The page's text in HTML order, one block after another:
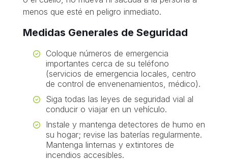
menos que esté en peligro inmediato.
Medidas Generales de Seguridad
Coloque números de emergencia
importantes cerca de su teléfono
(servicios de emergencia locales, centro
de control de envenenamientos, médico).
Siga todas las leyes de seguridad vial al
conducir o viajar en un vehículo.
Instale y mantenga detectores de humo en
su hogar; revise las baterías regularmente.
Mantenga linternas y extintores de
incendios accesibles.